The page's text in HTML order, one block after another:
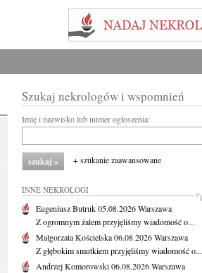
Szukaj nekrologów i wspomnień
Imię i nazwisko lub numer ogłoszenia:
+ szukanie zaawansowane
INNE NEKROLOGI
Eugeniusz Butruk05.08.2026Warszawa
Z ogromnym żalem przyjęliśmy wiadomość o...
Małgorzata Kościelska06.08.2026Warszawa
Z głębokim smutkiem przyjęliśmy wiadomość o...
Andrzej Komorowski06.08.2026Warszawa